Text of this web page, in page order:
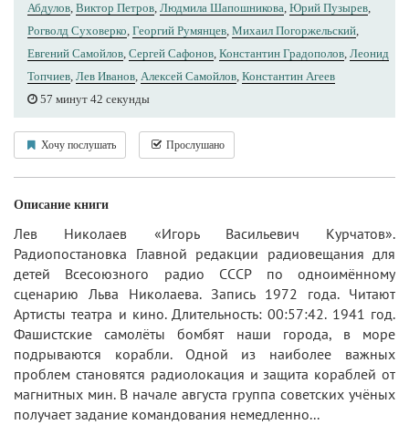
Абдулов, Виктор Петров, Людмила Шапошникова, Юрий Пузырев,
Рогволд Суховерко, Георгий Румянцев, Михаил Погоржельский,
Евгений Самойлов, Сергей Сафонов, Константин Градополов, Леонид
Топчиев, Лев Иванов, Алексей Самойлов, Константин Агеев
57 минут 42 секунды
Хочу послушать Прослушано
Описание книги
Лев Николаев «Игорь Васильевич Курчатов».
Радиопостановка Главной редакции радиовещания для
детей Всесоюзного радио СССР по одноимённому
сценарию Льва Николаева. Запись 1972 года. Читают
Артисты театра и кино. Длительность: 00:57:42. 1941 год.
Фашистские самолёты бомбят наши города, в море
подрываются корабли. Одной из наиболее важных
проблем становятся радиолокация и защита кораблей от
магнитных мин. В начале августа группа советских учёных
получает задание командования немедленно...